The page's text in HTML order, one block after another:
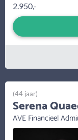
2.950,-
(44 jaar)
Serena
AVE Financieel